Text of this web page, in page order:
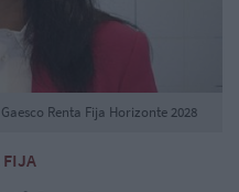
FIJA
Renta Fija Horizonte 2028